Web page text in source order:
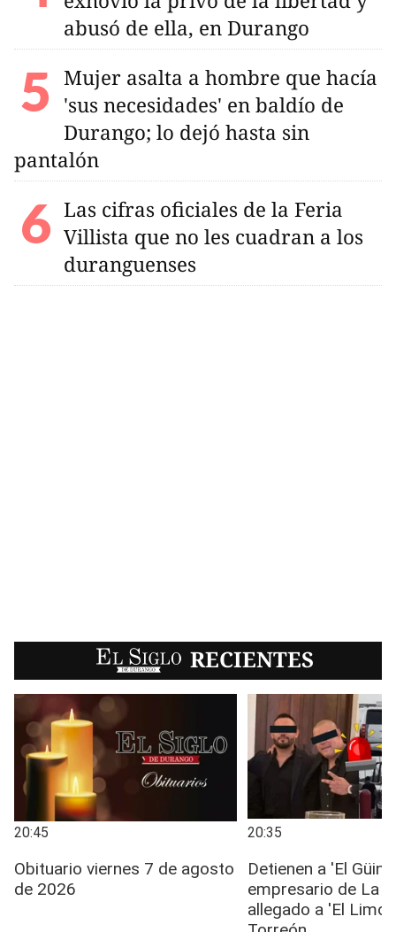
abusó de ella, en Durango
Mujer asalta a hombre que hacía
'sus necesidades' en baldío de
Durango; lo dejó hasta sin
pantalón
Las cifras oficiales de la Feria
Villista que no les cuadran a los
duranguenses
EL SIGLO RECIENTES